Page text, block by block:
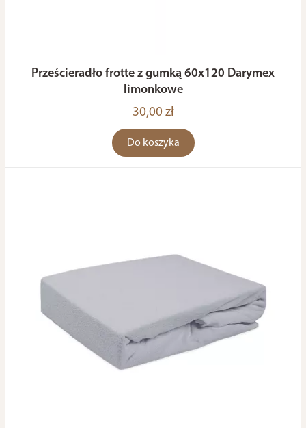
Prześcieradło frotte z gumką 60x120 Darymex
limonkowe
30,00 zł
Do koszyka